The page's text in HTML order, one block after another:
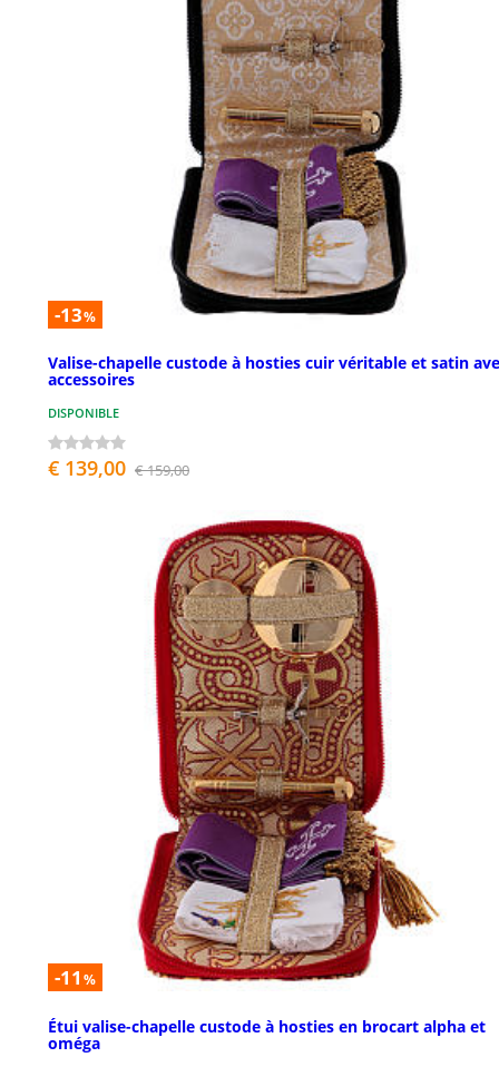
-13%
Valise-chapelle custode à hosties cuir véritable et satin
accessoires
DISPONIBLE
€ 139,00 € 159,00
-11 %
Étui valise-chapelle custode à hosties en brocart alpha et
oméga